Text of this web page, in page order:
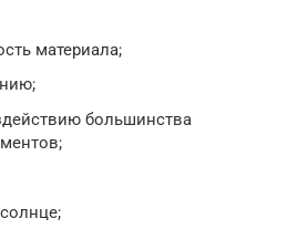
материала;
большинства